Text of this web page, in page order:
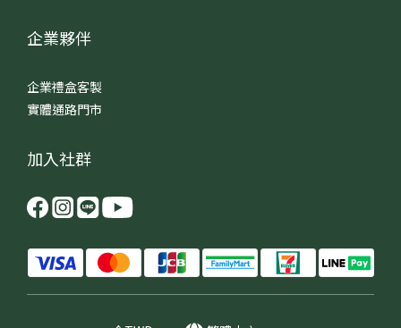
企業夥伴
企業禮盒客製
實體通路門市
加入社群